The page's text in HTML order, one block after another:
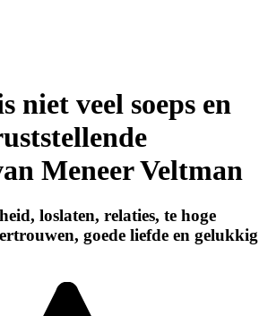
niet veel soeps en
Meneer Veltman
loslaten, relaties, te hoge
goede liefde en gelukkig